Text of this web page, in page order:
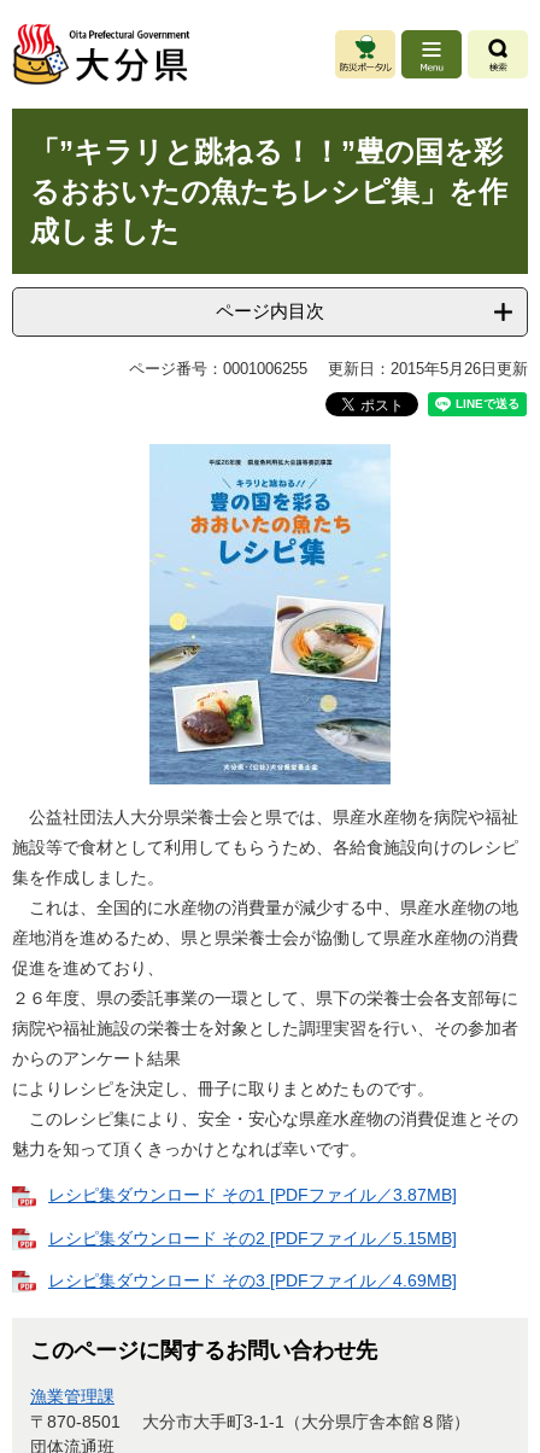
ジ
先
ュ
を
へ
「”キラリと跳ねる！！”豊の国を彩
るおおいたの魚たちレシピ集」を作
成しました
ページ内目次
ページ番号：0001006255 更新日：2015年5月26日更新
公益社団法人大分県栄養士会と県では、県産水産物を病院や福祉
施設等で食材として利用してもらうため、各給食施設向けのレシピ
集を作成しました。
これは、全国的に水産物の消費量が減少する中、県産水産物の地
産地消を進めるため、県と県栄養士会が協働して県産水産物の消費
促進を進めており、
２６年度、県の委託事業の一環として、県下の栄養士会各支部毎に
病院や福祉施設の栄養士を対象とした調理実習を行い、その参加者
からのアンケート結果
によりレシピを決定し、冊子に取りまとめたものです。
このレシピ集により、安全・安心な県産水産物の消費促進とその
魅力を知って頂くきっかけとなれば幸いです。
レシピ集ダウンロード その1 [PDFファイル／3.87MB]
レシピ集ダウンロード その2 [PDFファイル／5.15MB]
レシピ集ダウンロード その3 [PDFファイル／4.69MB]
このページに関するお問い合わせ先
漁業管理課
〒870-8501
大分市大手町3-1-1（大分県庁舎本館８階）
団体流通班